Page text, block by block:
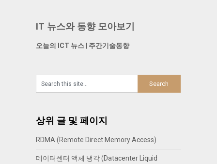
IT 뉴스와 동향 모아보기
오늘의 ICT 뉴스| 주간기술동향
상위 글 및 페이지
RDMA (Remote Direct Memory Access)
데이터센터 액체 냉각 (Datacenter Liquid